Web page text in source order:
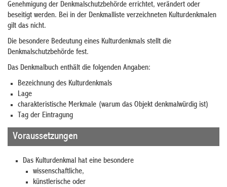
Genehmigung der Denkmalschutzbehörde errichtet, verändert oder
beseitigt werden. Bei in der Denkmalliste verzeichneten Kulturdenkmalen
gilt das nicht.
Die besondere Bedeutung eines Kulturdenkmals stellt die
Denkmalschutzbehörde fest.
Das Denkmalbuch enthält die folgenden Angaben:
Bezeichnung des Kulturdenkmals
Lage
charakteristische Merkmale (warum das Objekt denkmalwürdig ist)
Tag der Eintragung
Voraussetzungen
Das Kulturdenkmal hat eine besondere
wissenschaftliche,
künstlerische oder